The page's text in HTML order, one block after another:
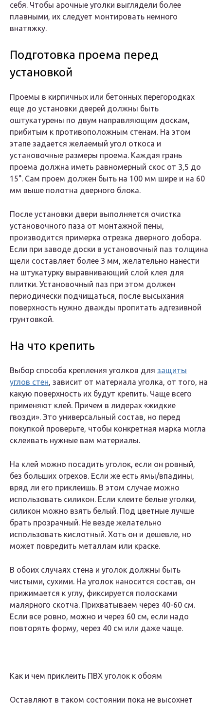
себя. Чтобы арочные уголки выглядели более
плавными, их следует монтировать немного
внатяжку.
Подготовка проема перед
установкой
Проемы в кирпичных или бетонных перегородках
еще до установки дверей должны быть
оштукатурены по двум направляющим доскам,
прибитым к противоположным стенам. На этом
этапе задается желаемый угол откоса и
установочные размеры проема. Каждая грань
проема должна иметь равномерный скос от 3,5 до
15°. Сам проем должен быть на 100 мм шире и на 60
мм выше полотна дверного блока.
После установки двери выполняется очистка
установочного паза от монтажной пены,
производится примерка отрезка дверного добора.
Если при заводе доски в установочный паз толщина
щели составляет более 3 мм, желательно нанести
на штукатурку выравнивающий слой клея для
плитки. Установочный паз при этом должен
периодически подчищаться, после высыхания
поверхность нужно дважды пропитать адгезивной
грунтовкой.
На что крепить
Выбор способа крепления уголков для защиты
углов стен, зависит от материала уголка, от того, на
какую поверхность их будут крепить. Чаще всего
применяют клей. Причем в лидерах «жидкие
гвозди». Это универсальный состав, но перед
покупкой проверьте, чтобы конкретная марка могла
склеивать нужные вам материалы.
На клей можно посадить уголок, если он ровный,
без больших огрехов. Если же есть ямы/впадины,
вряд ли его приклеишь. В этом случае можно
использовать силикон. Если клеите белые уголки,
силикон можно взять белый. Под цветные лучше
брать прозрачный. Не везде желательно
использовать кислотный. Хоть он и дешевле, но
может повредить металлам или краске.
В обоих случаях стена и уголок должны быть
чистыми, сухими. На уголок наносится состав, он
прижимается к углу, фиксируется полосками
малярного скотча. Прихватываем через 40-60 см.
Если все ровно, можно и через 60 см, если надо
повторять форму, через 40 см или даже чаще.
Как и чем приклеить ПВХ уголок к обоям
Оставляют в таком состоянии пока не высохнет